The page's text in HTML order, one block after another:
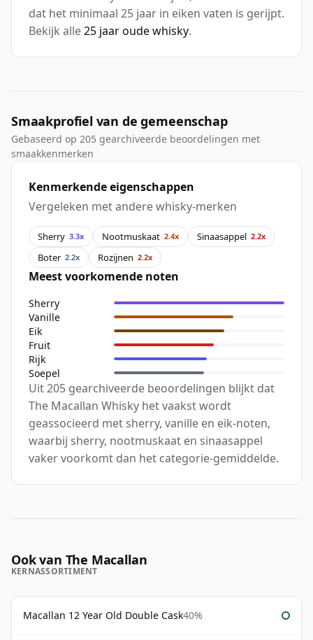
dat het minimaal 25 jaar in eiken vaten is gerijpt.
Bekijk alle25 jaar oude whisky.
Smaakprofiel van de gemeenschap
Gebaseerd op 205 gearchiveerde beoordelingen met
smaakkenmerken
Kenmerkende eigenschappen
Vergeleken met andere whisky-merken
Sherry 3.3x Nootmuskaat 2.4x Sinaasappel 2.2x
Boter 2.2x Rozijnen 2.2x
Meest voorkomende noten
Sherry
Vanille
Eik
Fruit
Rijk
Soepel
Uit 205 gearchiveerde beoordelingen blijkt dat
The Macallan Whisky het vaakst wordt
geassocieerd met sherry, vanille en eik-noten,
waarbij sherry, nootmuskaat en sinaasappel
vaker voorkomt dan het categorie-gemiddelde.
Ook van The Macallan
KERNASSORTIMENT
Macallan 12 Year Old Double Cask40%